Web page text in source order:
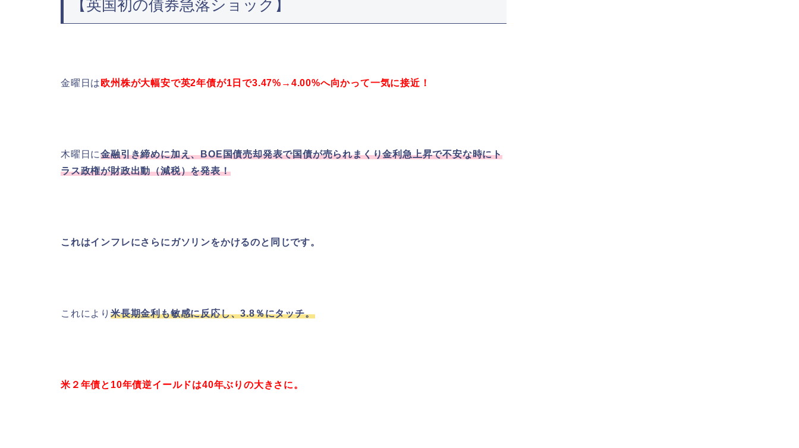
【英国初の債券急落ショック】
金曜日は 欧州株が大幅安で英2年債が1日で3.47%→4.00%へ向かって一気に接近！
木曜日に金融引き締めに加え、BOE国債売却発表で国債が売られまくり金利急上昇で不安な時にト
ラス政権が財政出動（減税）を発表！
これはインフレにさらにガソリンをかけるのと同じです。
これにより 米長期金利も敏感に反応し、3.8％にタッチ。
米２年債と10年債逆イールドは40年ぶりの大きさに。